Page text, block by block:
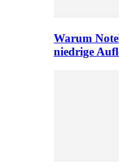
Warum
niedrige